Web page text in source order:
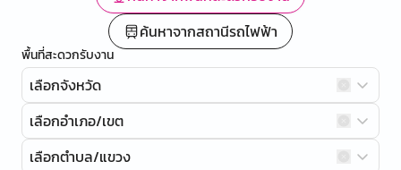
ค้นหาจากสถานีรถไฟฟ้า
พื้นที่สะดวกรับงาน
เลือกจังหวัด
เลือกอำเภอ/เขต
เลือกตำบล/แขวง